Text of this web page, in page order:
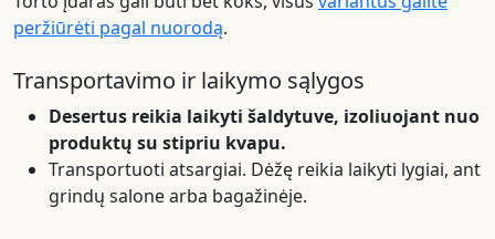
peržiūrėti pagal nuorodą.
Transportavimo ir laikymo sąlygos
Desertus reikia laikyti šaldytuve, izoliuojant nuo
produktų su stipriu kvapu.
Transportuoti atsargiai. Dėžę reikia laikyti lygiai, ant
grindų salone arba bagažinėje.